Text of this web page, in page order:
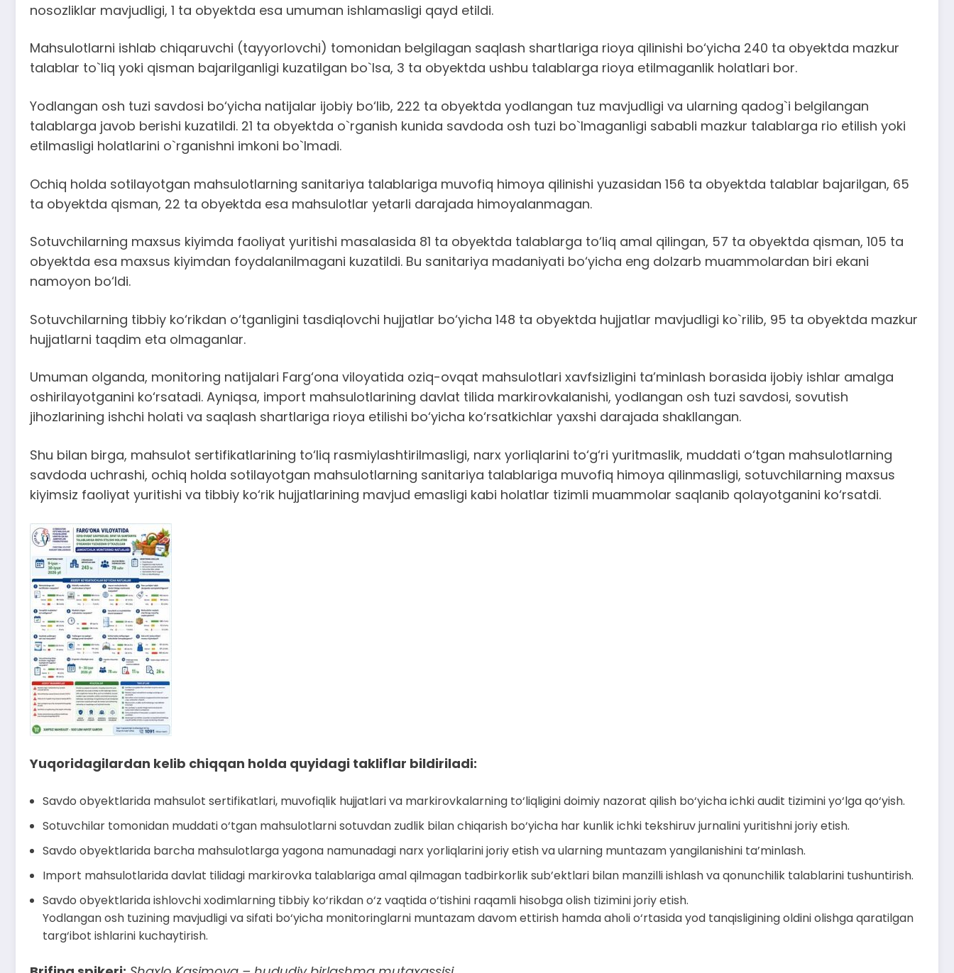
nosozliklar mavjudligi, 1 ta obyektda esa umuman ishlamasligi qayd etildi.
Mahsulotlarni ishlab chiqaruvchi (tayyorlovchi) tomonidan belgilagan saqlash shartlariga rioya qilinishi bo‘yicha 240 ta obyektda mazkur
talablar to`liq yoki qisman bajarilganligi kuzatilgan bo`lsa, 3 ta obyektda ushbu talablarga rioya etilmaganlik holatlari bor.
Yodlangan osh tuzi savdosi bo‘yicha natijalar ijobiy bo‘lib, 222 ta obyektda yodlangan tuz mavjudligi va ularning qadog`i belgilangan
talablarga javob berishi kuzatildi. 21 ta obyektda o`rganish kunida savdoda osh tuzi bo`lmaganligi sababli mazkur talablarga rio etilish yoki
etilmasligi holatlarini o`rganishni imkoni bo`lmadi.
Ochiq holda sotilayotgan mahsulotlarning sanitariya talablariga muvofiq himoya qilinishi yuzasidan 156 ta obyektda talablar bajarilgan, 65
ta obyektda qisman, 22 ta obyektda esa mahsulotlar yetarli darajada himoyalanmagan.
Sotuvchilarning maxsus kiyimda faoliyat yuritishi masalasida 81 ta obyektda talablarga to‘liq amal qilingan, 57 ta obyektda qisman, 105 ta
obyektda esa maxsus kiyimdan foydalanilmagani kuzatildi. Bu sanitariya madaniyati bo‘yicha eng dolzarb muammolardan biri ekani
namoyon bo‘ldi.
Sotuvchilarning tibbiy ko‘rikdan o‘tganligini tasdiqlovchi hujjatlar bo‘yicha 148 ta obyektda hujjatlar mavjudligi ko`rilib, 95 ta obyektda mazkur
hujjatlarni taqdim eta olmaganlar.
Umuman olganda, monitoring natijalari Farg‘ona viloyatida oziq-ovqat mahsulotlari xavfsizligini ta’minlash borasida ijobiy ishlar amalga
oshirilayotganini ko‘rsatadi. Ayniqsa, import mahsulotlarining davlat tilida markirovkalanishi, yodlangan osh tuzi savdosi, sovutish
jihozlarining ishchi holati va saqlash shartlariga rioya etilishi bo‘yicha ko‘rsatkichlar yaxshi darajada shakllangan.
Shu bilan birga, mahsulot sertifikatlarining to‘liq rasmiylashtirilmasligi, narx yorliqlarini to‘g‘ri yuritmaslik, muddati o‘tgan mahsulotlarning
savdoda uchrashi, ochiq holda sotilayotgan mahsulotlarning sanitariya talablariga muvofiq himoya qilinmasligi, sotuvchilarning maxsus
kiyimsiz faoliyat yuritishi va tibbiy ko‘rik hujjatlarining mavjud emasligi kabi holatlar tizimli muammolar saqlanib qolayotganini ko‘rsatdi.
Yuqoridagilardan kelib chiqqan holda quyidagi takliflar bildiriladi:
Savdo obyektlarida mahsulot sertifikatlari, muvofiqlik hujjatlari va markirovkalarning to‘liqligini doimiy nazorat qilish bo‘yicha ichki audit tizimini yo‘lga qo‘yish.
Sotuvchilar tomonidan muddati o‘tgan mahsulotlarni sotuvdan zudlik bilan chiqarish bo‘yicha har kunlik ichki tekshiruv jurnalini yuritishni joriy etish.
Savdo obyektlarida barcha mahsulotlarga yagona namunadagi narx yorliqlarini joriy etish va ularning muntazam yangilanishini ta’minlash.
Import mahsulotlarida davlat tilidagi markirovka talablariga amal qilmagan tadbirkorlik sub’ektlari bilan manzilli ishlash va qonunchilik talablarini tushuntirish.
Savdo obyektlarida ishlovchi xodimlarning tibbiy ko‘rikdan o‘z vaqtida o‘tishini raqamli hisobga olish tizimini joriy etish.
Yodlangan osh tuzining mavjudligi va sifati bo‘yicha monitoringlarni muntazam davom ettirish hamda aholi o‘rtasida yod tanqisligining oldini olishga qaratilgan
targ‘ibot ishlarini kuchaytirish.